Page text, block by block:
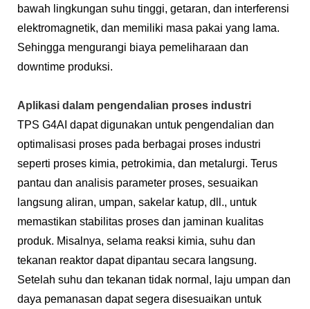
bawah lingkungan suhu tinggi, getaran, dan interferensi
elektromagnetik, dan memiliki masa pakai yang lama.
Sehingga mengurangi biaya pemeliharaan dan
downtime produksi.
Aplikasi dalam pengendalian proses industri
TPS G4AI dapat digunakan untuk pengendalian dan
optimalisasi proses pada berbagai proses industri
seperti proses kimia, petrokimia, dan metalurgi. Terus
pantau dan analisis parameter proses, sesuaikan
langsung aliran, umpan, sakelar katup, dll., untuk
memastikan stabilitas proses dan jaminan kualitas
produk. Misalnya, selama reaksi kimia, suhu dan
tekanan reaktor dapat dipantau secara langsung.
Setelah suhu dan tekanan tidak normal, laju umpan dan
daya pemanasan dapat segera disesuaikan untuk